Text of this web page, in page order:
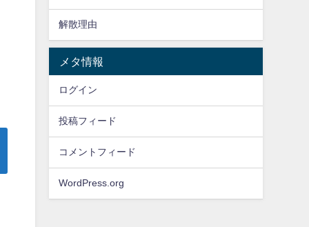
解散理由
メタ情報
ログイン
投稿フィード
コメントフィード
WordPress.org